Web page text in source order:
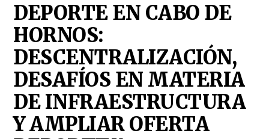
DEPORTE EN CABO DE
HORNOS:
DESCENTRALIZACIÓN,
DESAFÍOS EN MATERIA
DE INFRAESTRUCTURA
Y AMPLIAR OFERTA